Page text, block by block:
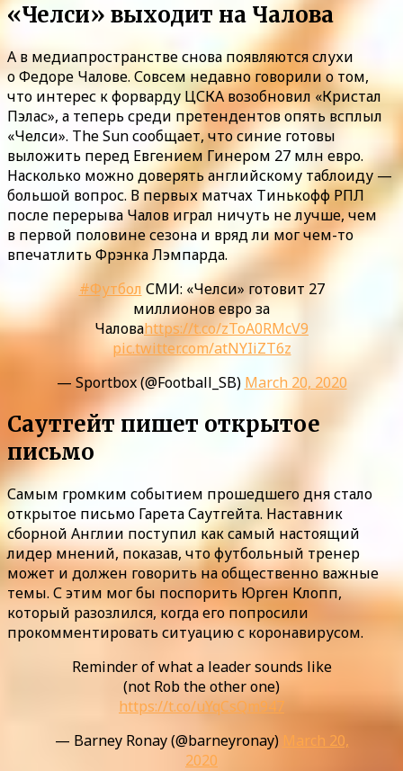
«Челси» выходит на Чалова
А в медиапространстве снова появляются слухи
о Федоре Чалове. Совсем недавно говорили о том,
что интерес к форварду ЦСКА возобновил «Кристал
Пэлас», а теперь среди претендентов опять всплыл
«Челси». The Sun сообщает, что синие готовы
выложить перед Евгением Гинером 27 млн евро.
Насколько можно доверять английскому таблоиду —
большой вопрос. В первых матчах Тинькофф РПЛ
после перерыва Чалов играл ничуть не лучше, чем
в первой половине сезона и вряд ли мог чем-то
впечатлить Фрэнка Лэмпарда.
#Футбол СМИ: «Челси» готовит 27
миллионов евро за
Чаловаhttps://t.co/zToA0RMcV9
pic.twitter.com/atNYIiZT6z
— Sportbox (@Football_SB) March 20, 2020
Саутгейт пишет открытое
письмо
Самым громким событием прошедшего дня стало
открытое письмо Гарета Саутгейта. Наставник
сборной Англии поступил как самый настоящий
лидер мнений, показав, что футбольный тренер
может и должен говорить на общественно важные
темы. С этим мог бы поспорить Юрген Клопп,
который разозлился, когда его попросили
прокомментировать ситуацию с коронавирусом.
Reminder of what a leader sounds like
(not Rob the other one)
https://t.co/uYqCsQm947
— Barney Ronay (@barneyronay) March 20,
2020